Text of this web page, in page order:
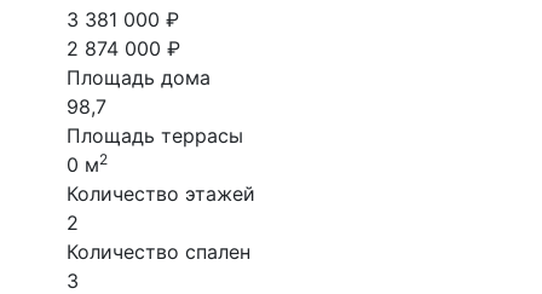
3 381 000 ₽
2 874 000 ₽
Площадь дома
98,7
Площадь террасы
0 м2
Количество этажей
2
Количество спален
3